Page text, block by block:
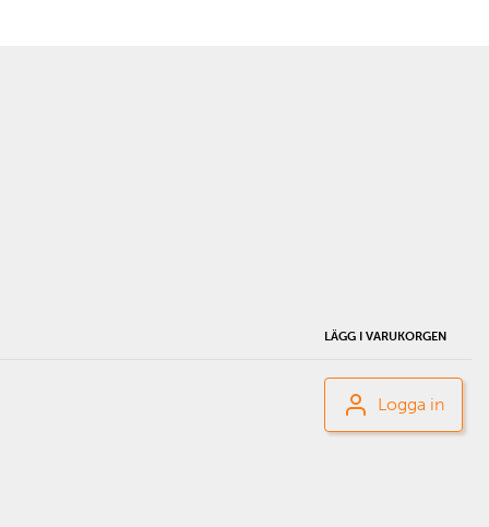
LÄGG I VARUKORGEN
Logga in